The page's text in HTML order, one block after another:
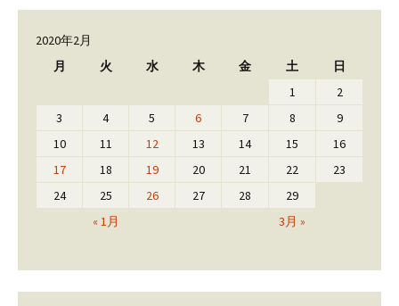
2020年2月
月
火 水 木 金 土 日
« 1月 3月 »
1
2
3
4 5 6 7 8
9
10
11 12 13 14 15
16
17
18 19 20 21 22
23
24
25 26 27 28 29